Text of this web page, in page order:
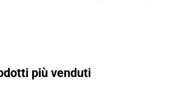
più venduti